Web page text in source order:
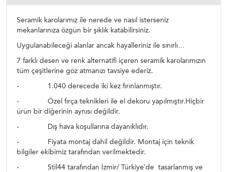
Seramik karolarımız ile nerede ve nasıl isterseniz
mekanlarınıza özgün bir şıklık katabilirsiniz.
Uygulanabileceği alanlar ancak hayalleriniz ile sınırlı…
7 farklı desen ve renk alternatifi içeren seramik karolarımızın
tüm çeşitlerine göz atmanızı tavsiye ederiz.
- 1.040 derecede iki kez fırınlanmıştır.
- Özel fırça teknikleri ile el dekoru yapılmıştır.Hiçbir
ürün bir diğerinin aynısı değildir.
- Dış hava koşullarına dayanıklıdır.
- Fiyata montaj dahil değildir. Montaj için teknik
bilgiler ekibimiz tarafından verilmektedir.
- Stil44 tarafından İzmir/ Türkiye’de tasarlanmış ve